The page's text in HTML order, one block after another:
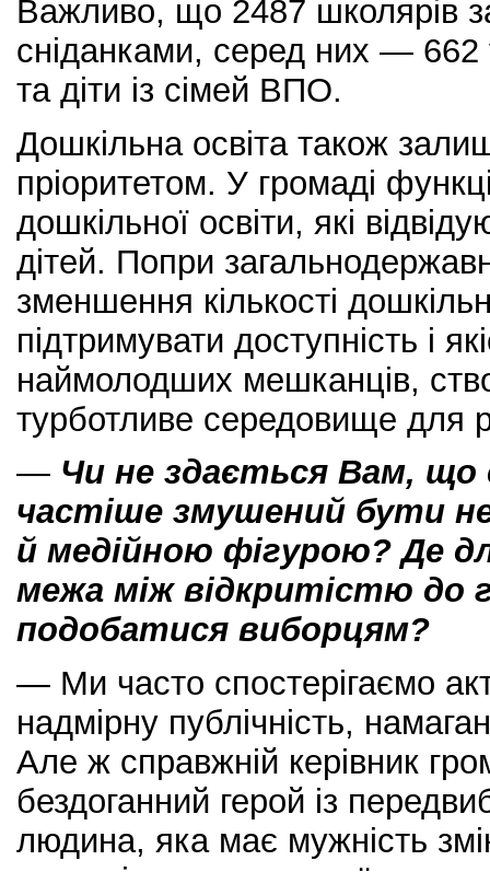
Важливо, що 2487 школярів
сніданками, серед них — 662
та діти із сімей ВПО.
Дошкільна освіта також
пріоритетом. У громаді
дошкільної освіти, які
дітей. Попри
зменшення кількості
підтримувати доступність і
наймолодших мешканців,
турботливе середовище для
— Чи не здається Вам, що
частіше змушений бути
й медійною фігурою? Де
межа між відкритістю до
подобатися виборцям?
— Ми часто спостерігаємо
надмірну публічність,
Але ж справжній керівник
бездоганний герой із
людина, яка має мужність